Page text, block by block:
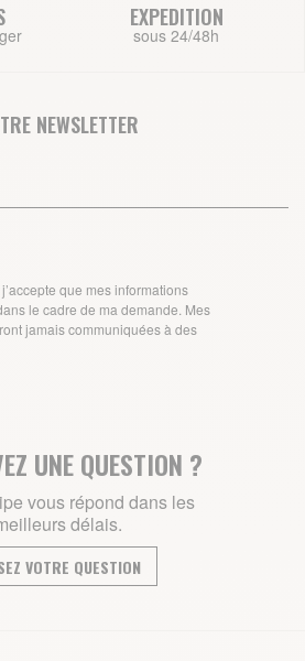
EXPEDITION
sous 24/48h
NEWSLETTER
que mes informations
le cadre de ma demande. Mes
jamais communiquées à des
UNE QUESTION ?
vous répond dans les
délais.
VOTRE QUESTION